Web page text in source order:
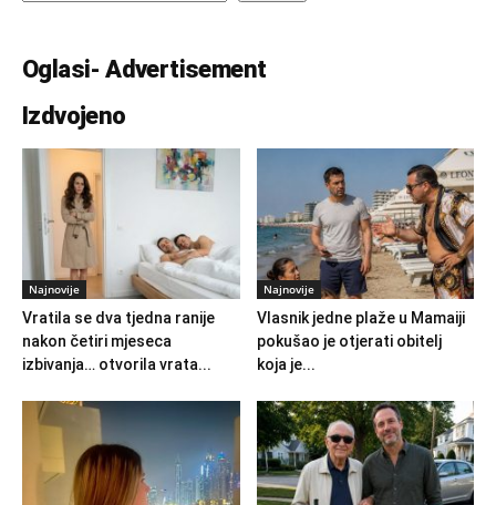
Oglasi- Advertisement
Izdvojeno
Najnovije
Vratila se dva tjedna ranije
nakon četiri mjeseca
izbivanja… otvorila vrata...
Najnovije
Vlasnik jedne plaže u Mamaiji
pokušao je otjerati obitelj
koja je...